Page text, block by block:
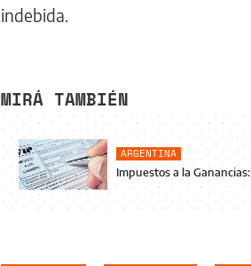
indebida.
MIRÁ TAMBIÉN
ARGENTINA
Impuestos a la